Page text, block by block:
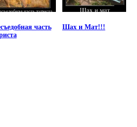
часть
Шах и Мат!!!